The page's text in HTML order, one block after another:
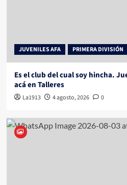
JUVENILES AFA PRIMERA DIVISIÓN
Es el club del cual soy hincha.
acá en Talleres
La1913 4 agosto, 2026 0